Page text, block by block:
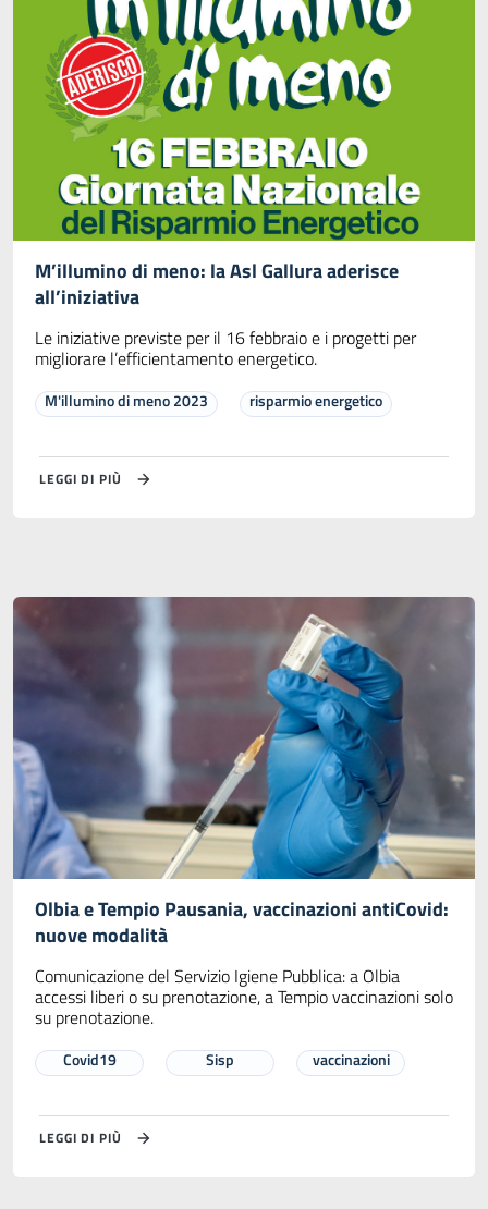
M’illumino di meno: la Asl Gallura aderisce
all’iniziativa
Le iniziative previste per il 16 febbraio e i progetti per
migliorare l’efficientamento energetico.
M'illumino di meno 2023 risparmio energetico
LEGGI DI PIÙ
Olbia e Tempio Pausania, vaccinazioni antiCovid:
nuove modalità
Comunicazione del Servizio Igiene Pubblica: a Olbia
accessi liberi o su prenotazione, a Tempio vaccinazioni solo
su prenotazione.
Covid19 Sisp vaccinazioni
LEGGI DI PIÙ